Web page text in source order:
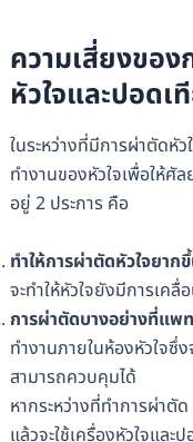
ความเสี่ยงของ
หัวใจและปอดเ
ในระหว่างที่มีการผ่าตัดหั
ทำงานของหัวใจเพื่อให้ศั
อยู่ 2 ประการ คือ
ทำให้การผ่าตัดหัวใจยาก
จะทำให้หัวใจยังมีการเคลื่
การผ่าตัดบางอย่างที่แพ
ทำงานภายในห้องหัวใจซึ่
สามารถควบคุมได้
หากระหว่างที่ทำการผ่าตั
แล้วจะใช้เครื่องหัวใจแล